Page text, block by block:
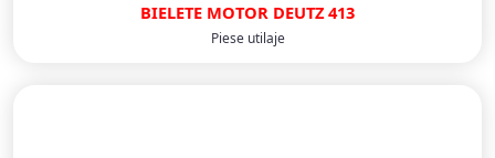
BIELETE MOTOR DEUTZ 413
Piese utilaje